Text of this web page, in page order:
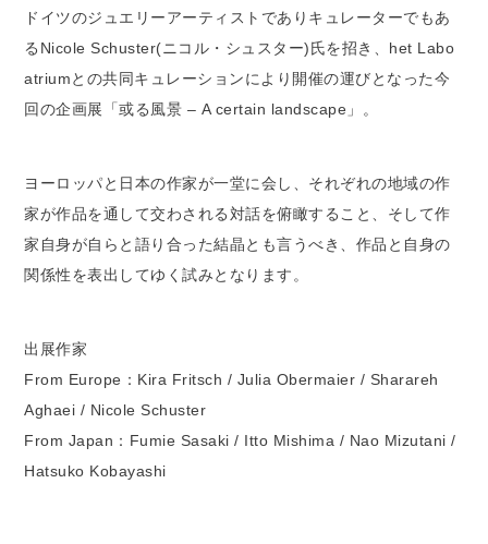
ドイツのジュエリーアーティストでありキュレーターでもあ
るNicole Schuster(ニコル・シュスター)氏を招き、het Labo
atriumとの共同キュレーションにより開催の運びとなった今
回の企画展「或る風景 – A certain landscape」。
ヨーロッパと日本の作家が一堂に会し、それぞれの地域の作
家が作品を通して交わされる対話を俯瞰すること、そして作
家自身が自らと語り合った結晶とも言うべき、作品と自身の
関係性を表出してゆく試みとなります。
出展作家
From Europe：Kira Fritsch / Julia Obermaier / Sharareh
Aghaei / Nicole Schuster
From Japan：Fumie Sasaki / Itto Mishima / Nao Mizutani /
Hatsuko Kobayashi